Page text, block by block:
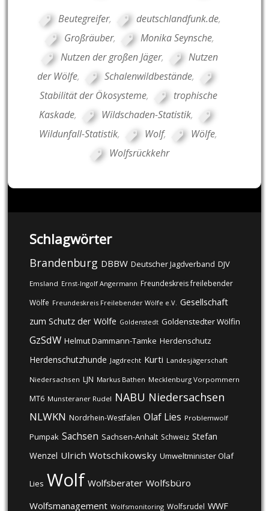
Beutegreifer, deutschlandfunk.de,
Großräuber, Monika Seynsche,
Nutzen der großen Jäger,
Nutzen
der Wölfe, Schalenwildbestände,
Stabilität der Ökosysteme,
trophische
Kaskade, Wildschaden-Statistik,
Wildunfall-Statistik, Wolf, Wölfe,
Wolfsrückkehr
Schlagwörter
Brandenburg DBBW Deutscher Jagdverband DJV
Emsland Ernst-Ingolf Angermann Freundeskreis freilebender
Wölfe Freundeskreis Freilebender Wölfe e.V. Gesellschaft
zum Schutz der Wölfe Goldenstedt Goldenstedter Wölfin
GzSdW Helmut Dammann-Tamke Herdenschutz
Herdenschutzhunde Jagdrecht Kurti Landesjägerschaft
Niedersachsen LJN Markus Bathen Mecklenburg Vorpommern
MT6 Munsteraner Rudel NABU Niedersachsen
NLWKN Nordrhein-Westfalen Olaf Lies Problemwolf
Pumpak Sachsen Sachsen-Anhalt Schweiz Stefan
Wenzel Ulrich Wotschikowsky Umweltminister Olaf
Lies Wolf Wolfsberater Wolfsbüro
Wolfsmanagement Wolfsmonitoring Wolfsrudel WWF